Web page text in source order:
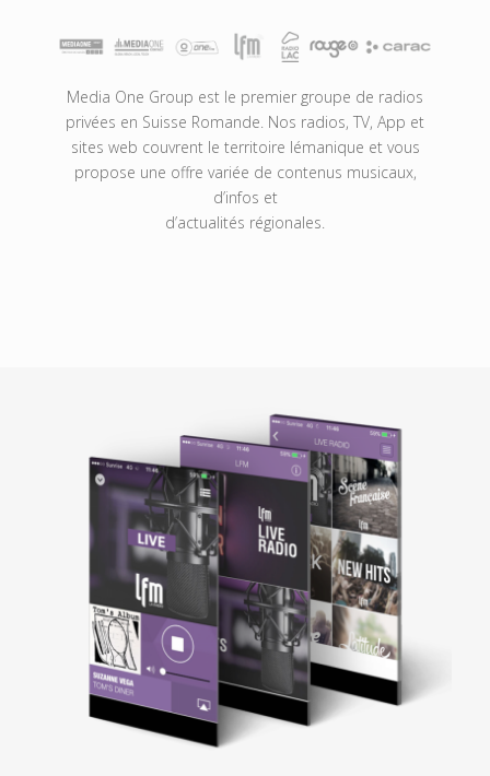
Media One Group est le premier groupe de radios
privées en Suisse Romande. Nos radios, TV, App et
sites web couvrent le territoire lémanique et vous
propose une offre variée de contenus musicaux,
d’infos et
d’actualités régionales.